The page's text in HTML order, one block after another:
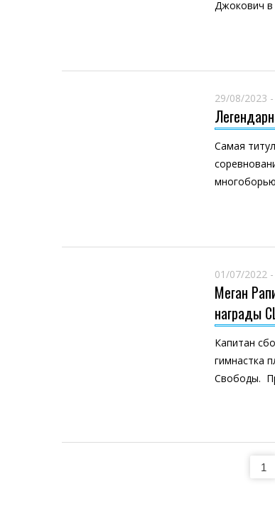
Джокович в
29/08/2023
Самая
01/07/2022
Меган
награды
Капитан
гимнастка
Свободы.
1